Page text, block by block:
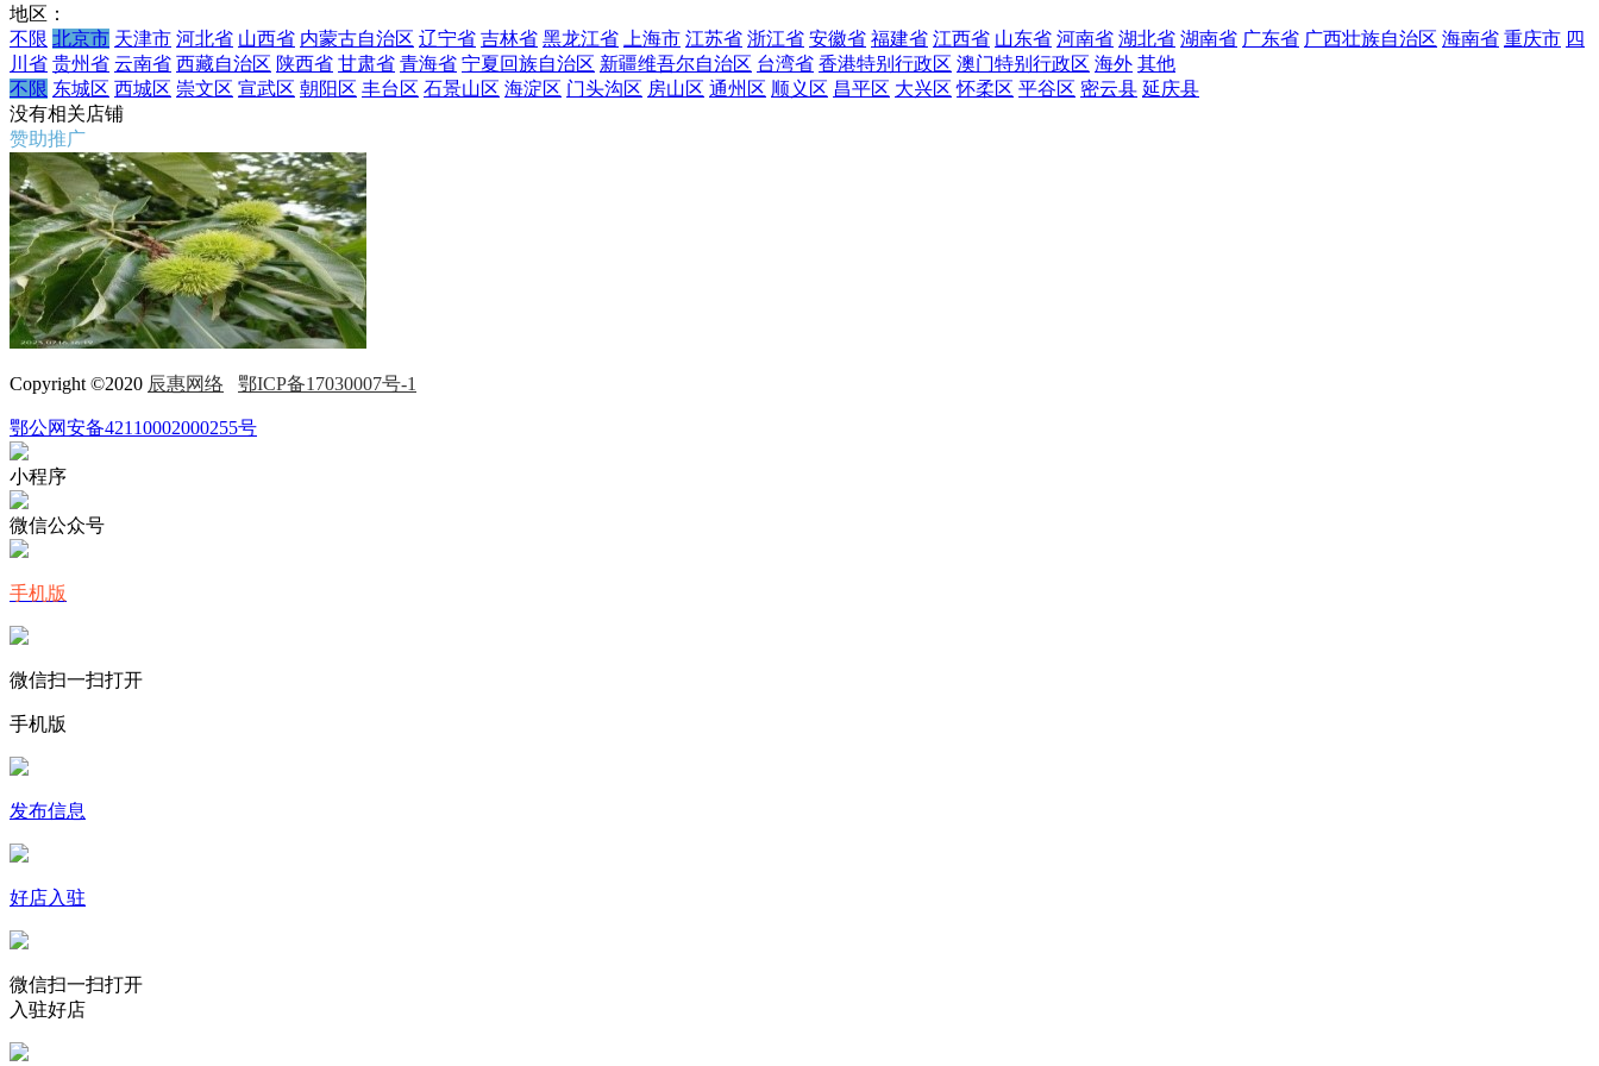
地区：
不限 北京市 天津市 河北省 山西省 内蒙古自治区 辽宁省 吉林省 黑龙江省 上海市 江苏省 浙江省 安徽省 福建省 江西省 山东省 河南省 湖北省 湖南省 广东省 广西壮族自治区 海南省 重庆市 四
川省 贵州省 云南省 西藏自治区 陕西省 甘肃省 青海省 宁夏回族自治区 新疆维吾尔自治区 台湾省 香港特别行政区 澳门特别行政区 海外 其他
不限 东城区 西城区 崇文区 宣武区 朝阳区 丰台区 石景山区 海淀区 门头沟区 房山区 通州区 顺义区 昌平区 大兴区 怀柔区 平谷区 密云县 延庆县
没有相关店铺
赞助推广
Copyright ©2020 辰惠网络 鄂ICP备17030007号-1
鄂公网安备42110002000255号
小程序
微信公众号
手机版
微信扫一扫打开
手机版
发布信息
好店入驻
微信扫一扫打开
入驻好店